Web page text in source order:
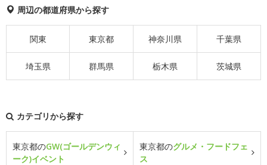
周辺の都道府県から探す
関東 東京都 神奈川県 千葉県
埼玉県 群馬県 栃木県 茨城県
カテゴリから探す
東京都のGW(ゴールデンウィ
ーク)イベント
東京都のグルメ・フードフェ
ス